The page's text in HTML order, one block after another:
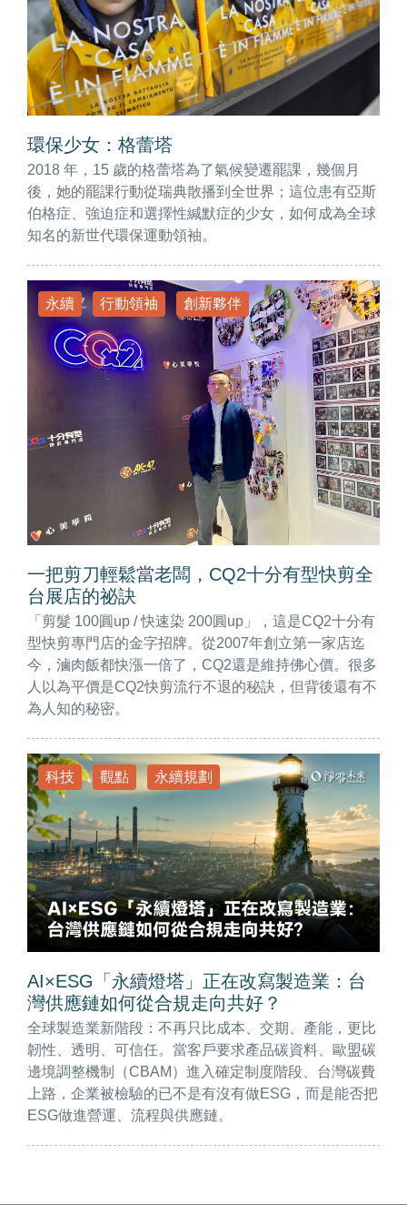
環保少女：格蕾塔
2018 年，15 歲的格蕾塔為了氣候變遷罷課，幾個月
後，她的罷課行動從瑞典散播到全世界；這位患有亞斯
伯格症、強迫症和選擇性緘默症的少女，如何成為全球
知名的新世代環保運動領袖。
永續 行動領袖 創新夥伴
一把剪刀輕鬆當老闆，CQ2十分有型快剪全
台展店的祕訣
「剪髮 100圓up / 快速染 200圓up」，這是CQ2十分有
型快剪專門店的金字招牌。從2007年創立第一家店迄
今，滷肉飯都快漲一倍了，CQ2還是維持佛心價。很多
人以為平價是CQ2快剪流行不退的秘訣，但背後還有不
為人知的秘密。
科技 觀點 永續規劃
AI×ESG「永續燈塔」正在改寫製造業：台
灣供應鏈如何從合規走向共好？
全球製造業新階段：不再只比成本、交期、產能，更比
韌性、透明、可信任。當客戶要求產品碳資料、歐盟碳
邊境調整機制（CBAM）進入確定制度階段、台灣碳費
上路，企業被檢驗的已不是有沒有做ESG，而是能否把
ESG做進營運、流程與供應鏈。